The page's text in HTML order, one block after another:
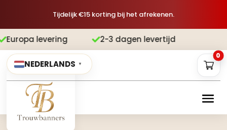
Tijdelijk €15 korting bij het afrekenen.
2-3 dagen levertijd 
NEDERLANDS ▼
0